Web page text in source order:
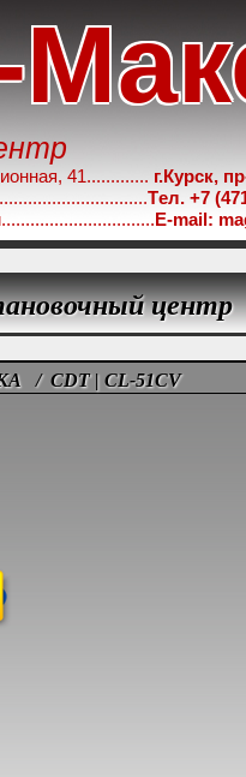
41............. г.Курск,
Tел. +7
E-mail:
центр
/ CDT | CL-51CV